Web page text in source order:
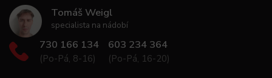
Tomáš Weigl
specialista na nádobí
730 166 134
(Po-Pá, 8-16)
603 234 364
(Po-Pá, 16-20)